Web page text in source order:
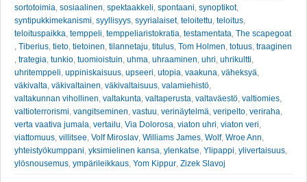
sortotoimia, sosiaalinen, spektaakkeli, spontaani, synoptikot,
syntipukkimekanismi, syyllisyys, syyrialaiset, teloitettu, teloitus,
teloituspaikka, temppeli, temppeliaristokratia, testamentata, The scapegoat
, Tiberius, tieto, tietoinen, tilannetaju, titulus, Tom Holmen, totuus, traaginen
, trategia, tunkio, tuomioistuin, uhma, uhraaminen, uhri, uhrikultti,
uhritemppeli, uppiniskaisuus, upseeri, utopia, vaakuna, väheksyä,
väkivalta, väkivaltainen, väkivaltaisuus, valamiehistö,
valtakunnan vihollinen, valtakunta, valtaperusta, valtaväestö, valtiomies,
valtioterrorismi, vangitseminen, vastuu, verinäytelmä, veripelto, veriraha,
verta vaativa jumala, vertailu, Via Dolorosa, viaton uhri, viaton veri,
viattomuus, villitsee, Volf Miroslav, Williams James, Wolf, Wroe Ann,
yhteistyökumppani, yksimielinen kansa, ylenkatse, Ylipappi, ylivertaisuus,
ylösnousemus, ympärileikkaus, Yom Kippur, Zizek Slavoj